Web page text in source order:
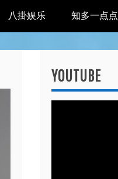
八掛娱乐 知多一点点
YOUTUBE